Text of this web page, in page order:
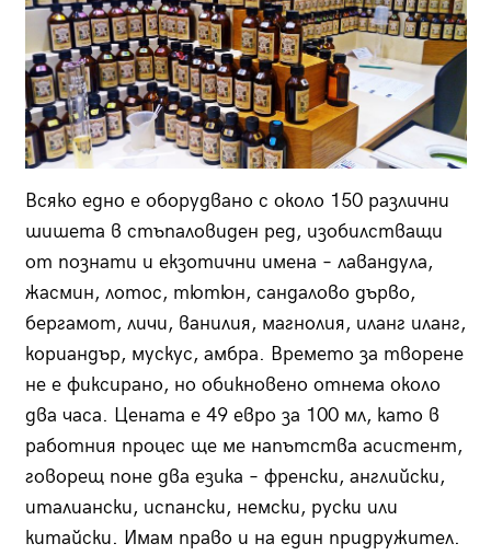
Всяко едно е оборудвано с около 150 различни
шишета в стъпаловиден ред, изобилстващи
от познати и екзотични имена – лавандула,
жасмин, лотос, тютюн, сандалово дърво,
бергамот, личи, ванилия, магнолия, иланг иланг,
кориандър, мускус, амбра. Времето за творене
не е фиксирано, но обикновено отнема около
два часа. Цената е 49 евро за 100 мл, като в
работния процес ще ме напътства асистент,
говорещ поне два езика – френски, английски,
италиански, испански, немски, руски или
китайски. Имам право и на един придружител.